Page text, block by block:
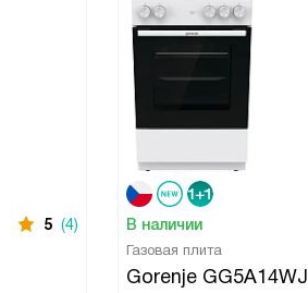
5 (4) В наличии
Газовая плита
Gorenje GG5A14WJ